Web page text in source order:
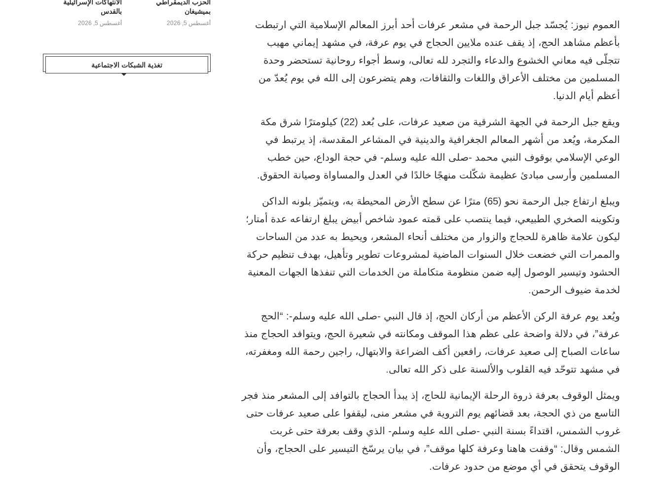
العموم نيوز: يُجسّد جبل الرحمة في مشعر عرفات أحد أبرز المعالم الإسلامية التي ارتبطت
بأعظم مشاهد الحج، إذ يقف عنده ملايين الحجاج في يوم عرفة، في مشهد إيماني مهيب
تتجلّى فيه معاني الخشوع والدعاء والتجرد لله تعالى، وسط أجواء روحانية تستحضر وحدة
المسلمين من مختلف الأعراق واللغات والثقافات، وهم يتضرعون إلى الله في يوم يُعدّ من
أعظم أيام الدنيا.
ويقع جبل الرحمة في الجهة الشرقية من صعيد عرفات، على بُعد (22) كيلومترًا شرق مكة
المكرمة، ويُعد من أشهر المعالم الجغرافية والدينية في المشاعر المقدسة، إذ يرتبط في
الوعي الإسلامي بوقوف النبي محمد -صلى الله عليه وسلم- في حجة الوداع، حين خطب
المسلمين وأرسى مبادئ عظيمة شكّلت منهجًا خالدًا في العدل والمساواة وصيانة الحقوق.
ويبلغ ارتفاع جبل الرحمة نحو (65) مترًا عن سطح الأرض المحيطة به، ويتميّز بلونه الداكن
وتكوينه الصخري الطبيعي، فيما ينتصب على قمته عمود شاخص أبيض يبلغ ارتفاعه عدة أمتار؛
ليكون علامة ظاهرة للحجاج والزوار من مختلف أنحاء المشعر، ويحيط به عدد من الساحات
والممرات التي خضعت خلال السنوات الماضية لمشروعات تطوير وتأهيل، بهدف تنظيم حركة
الحشود وتيسير الوصول إليه ضمن منظومة متكاملة من الخدمات التي تنفذها الجهات المعنية
لخدمة ضيوف الرحمن.
ويُعد يوم عرفة الركن الأعظم من أركان الحج، إذ قال النبي -صلى الله عليه وسلم-: “الحج
عرفة”، في دلالة واضحة على عظم هذا الموقف ومكانته في شعيرة الحج، ويتوافد الحجاج منذ
ساعات الصباح إلى صعيد عرفات، رافعين أكف الضراعة والابتهال، راجين رحمة الله ومغفرته،
في مشهد تتوحّد فيه القلوب والألسنة على ذكر الله تعالى.
ويمثل الوقوف بعرفة ذروة الرحلة الإيمانية للحاج، إذ يبدأ الحجاج بالتوافد إلى المشعر منذ فجر
التاسع من ذي الحجة، بعد قضائهم يوم التروية في مشعر منى، ليقفوا على صعيد عرفات حتى
غروب الشمس، اقتداءً بسنة النبي -صلى الله عليه وسلم- الذي وقف بعرفة حتى غربت
الشمس وقال: “وقفت هاهنا وعرفة كلها موقف”، في بيان يرسّخ التيسير على الحجاج، وأن
الوقوف يتحقق في أي موضع من حدود عرفات.
الحزب الديمقراطي
بميشيغان
أغسطس 5, 2026
الانتهاكات الإسرائيلية
بالقدس
أغسطس 5, 2026
تغذية الشبكات الاجتماعية